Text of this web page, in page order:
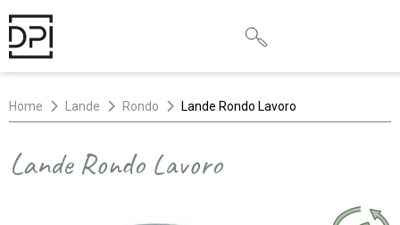
Home Lande Rondo Lande Rondo Lavoro
Lande Rondo Lavoro